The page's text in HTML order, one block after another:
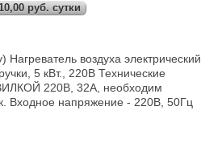
руб. сутки
воздуха электрический
5 кВт., 220В Технические
220В, 32А, необходим
Входное напряжение - 220В, 50Гц